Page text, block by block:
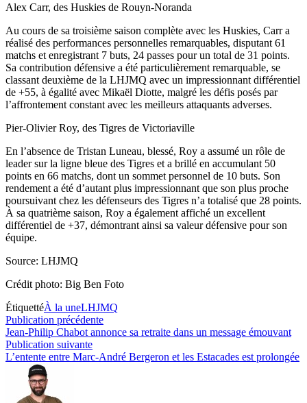
Alex Carr, des Huskies de Rouyn-Noranda
Au cours de sa troisième saison complète avec les Huskies, Carr a
réalisé des performances personnelles remarquables, disputant 61
matchs et enregistrant 7 buts, 24 passes pour un total de 31 points.
Sa contribution défensive a été particulièrement remarquable, se
classant deuxième de la LHJMQ avec un impressionnant différentiel
de +55, à égalité avec Mikaël Diotte, malgré les défis posés par
l’affrontement constant avec les meilleurs attaquants adverses.
Pier-Olivier Roy, des Tigres de Victoriaville
En l’absence de Tristan Luneau, blessé, Roy a assumé un rôle de
leader sur la ligne bleue des Tigres et a brillé en accumulant 50
points en 66 matchs, dont un sommet personnel de 10 buts. Son
rendement a été d’autant plus impressionnant que son plus proche
poursuivant chez les défenseurs des Tigres n’a totalisé que 28 points.
À sa quatrième saison, Roy a également affiché un excellent
différentiel de +37, démontrant ainsi sa valeur défensive pour son
équipe.
Source: LHJMQ
Crédit photo: Big Ben Foto
ÉtiquettéÀ la uneLHJMQ
Navigation
de
l’article
Publication précédentePublication
précédente :
Jean-Philip Chabot annonce sa retraite dans un message émouvant
Publication suivantePublication
suivante :
L’entente entre Marc-André Bergeron et les Estacades est prolongée